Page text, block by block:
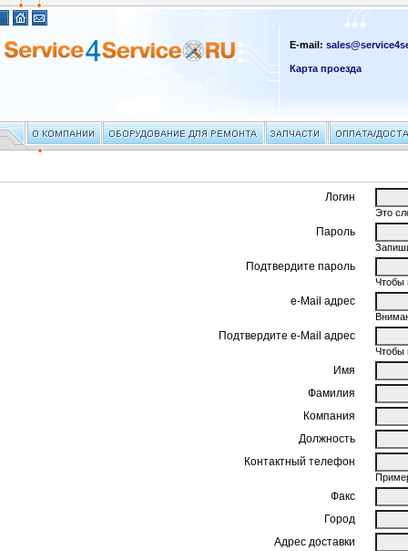
E-mail:
Карта проезда
Логин
Это
Пароль
Подтвердите пароль
Чтобы
e-Mail адрес
Подтвердите e-Mail адрес
Чтобы
Имя
Фамилия
Компания
Должность
Контактный телефон
Факс
Город
Адрес доставки